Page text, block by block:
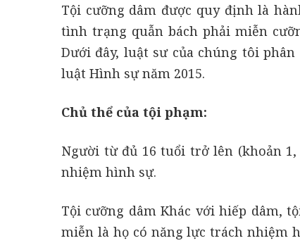
Tội cưỡng dâm được quy định là
tình trạng quẫn bách phải miễn
Dưới đây, luật sư của chúng tôi
luật Hình sự năm 2015.
Chủ thể của tội phạm:
Người từ đủ 16 tuổi trở lên (khoản
nhiệm hình sự.
Tội cưỡng dâm Khác với hiếp dâm,
miễn là họ có năng lực trách nhiệm